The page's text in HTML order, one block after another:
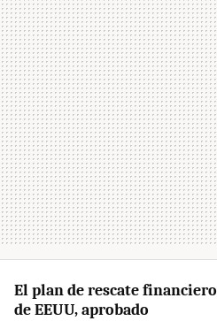
El plan de rescate financiero
de EEUU, aprobado